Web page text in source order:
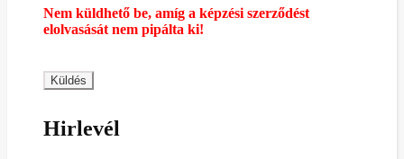
Nem küldhető be, amíg a képzési szerződést
elolvasását nem pipálta ki!
Hirlevél